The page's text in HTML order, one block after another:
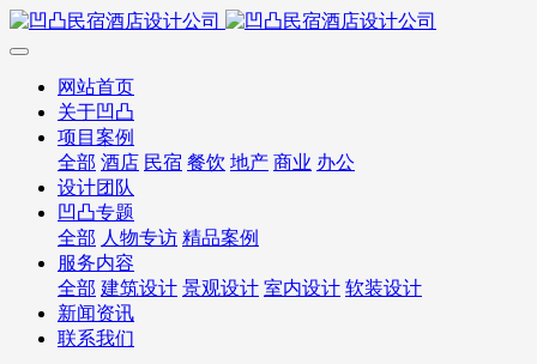
网站首页
关于凹凸
项目案例
全部 酒店 民宿 餐饮 地产 商业 办公
设计团队
凹凸专题
全部 人物专访 精品案例
服务内容
全部 建筑设计 景观设计 室内设计 软装设计
新闻资讯
联系我们